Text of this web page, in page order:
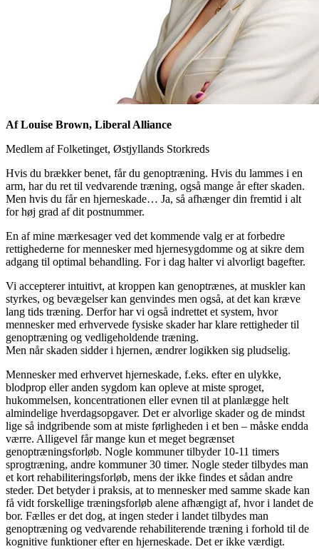
Af Louise Brown, Liberal Alliance
Medlem af Folketinget, Østjyllands Storkreds
Hvis du brækker benet, får du genoptræning. Hvis du lammes i en
arm, har du ret til vedvarende træning, også mange år efter skaden.
Men hvis du får en hjerneskade… Ja, så afhænger din fremtid i alt
for høj grad af dit postnummer.
En af mine mærkesager ved det kommende valg er at forbedre
rettighederne for mennesker med hjernesygdomme og at sikre dem
adgang til optimal behandling. For i dag halter vi alvorligt bagefter.
Vi accepterer intuitivt, at kroppen kan genoptrænes, at muskler kan
styrkes, og bevægelser kan genvindes men også, at det kan kræve
lang tids træning. Derfor har vi også indrettet et system, hvor
mennesker med erhvervede fysiske skader har klare rettigheder til
genoptræning og vedligeholdende træning.
Men når skaden sidder i hjernen, ændrer logikken sig pludselig.
Mennesker med erhvervet hjerneskade, f.eks. efter en ulykke,
blodprop eller anden sygdom kan opleve at miste sproget,
hukommelsen, koncentrationen eller evnen til at planlægge helt
almindelige hverdagsopgaver. Det er alvorlige skader og de mindst
lige så indgribende som at miste førligheden i et ben – måske endda
værre. Alligevel får mange kun et meget begrænset
genoptræningsforløb. Nogle kommuner tilbyder 10-11 timers
sprogtræning, andre kommuner 30 timer. Nogle steder tilbydes man
et kort rehabiliteringsforløb, mens der ikke findes et sådan andre
steder. Det betyder i praksis, at to mennesker med samme skade kan
få vidt forskellige træningsforløb alene afhængigt af, hvor i landet de
bor. Fælles er det dog, at ingen steder i landet tilbydes man
genoptræning og vedvarende rehabiliterende træning i forhold til de
kognitive funktioner efter en hjerneskade. Det er ikke værdigt.